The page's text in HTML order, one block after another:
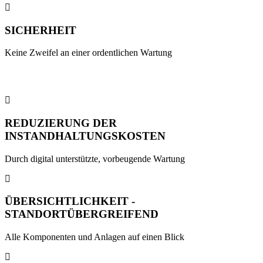
SICHERHEIT
Keine Zweifel an einer ordentlichen Wartung
REDUZIERUNG DER
INSTANDHALTUNGSKOSTEN
Durch digital unterstützte, vorbeugende Wartung
ÜBERSICHTLICHKEIT -
STANDORTÜBERGREIFEND
Alle Komponenten und Anlagen auf einen Blick